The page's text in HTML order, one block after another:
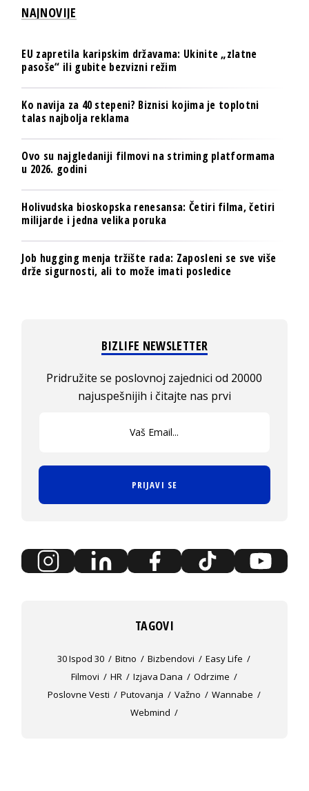
NAJNOVIJE
EU zapretila karipskim državama: Ukinite „zlatne
pasoše“ ili gubite bezvizni režim
Ko navija za 40 stepeni? Biznisi kojima je toplotni
talas najbolja reklama
Ovo su najgledaniji filmovi na striming platformama
u 2026. godini
Holivudska bioskopska renesansa: Četiri filma, četiri
milijarde i jedna velika poruka
Job hugging menja tržište rada: Zaposleni se sve više
drže sigurnosti, ali to može imati posledice
BIZLIFE NEWSLETTER
Pridružite se poslovnoj zajednici od 20000
najuspešnijih i čitajte nas prvi
PRIJAVI SE
TAGOVI
30 Ispod 30 Bitno Bizbendovi
Easy Life
Filmovi
HR Izjava Dana
Odrzime
Poslovne Vesti
Putovanja Važno
Wannabe
Webmind